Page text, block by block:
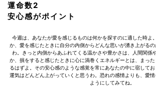
運命数2
安心感がポイント
今週は、あなたが愛を感じるものは何かを探すのに適した時よ
か、愛を感じたときに自分の内側からどんな思いが湧き上がる
わ。きっと内側からあふれてくる温かさや豊かさは、人間関係
か、損をすると感じたときに心に渦巻くエネルギーとは、まっ
るはずよ。その安心感のような感覚を常にあなたの中に宿して
運気はどんどん上がっていくと思うわ。恐れの感情よりも、愛
ようにしてみてね。